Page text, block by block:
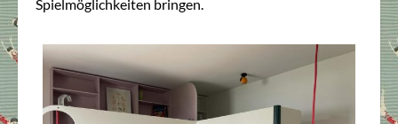
Spielmöglichkeiten bringen.